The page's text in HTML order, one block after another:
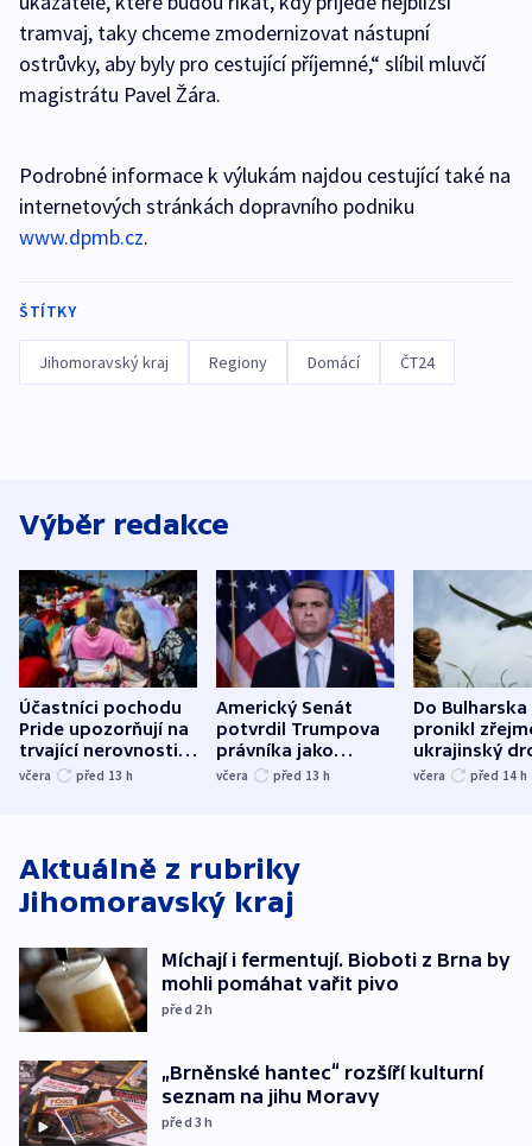
tramvaj, taky chceme zmodernizovat nástupní
ostrůvky, aby byly pro cestující příjemné,“ slíbil mluvčí
magistrátu Pavel Žára.
Podrobné informace k výlukám najdou cestující také na
internetových stránkách dopravního podniku
www.dpmb.cz.
ŠTÍTKY
Jihomoravský kraj Regiony Domácí ČT24
Výběr redakce
Účastníci pochodu
Pride upozorňují na
trvající nerovnosti i
společenskou
včera před 13 h
Americký Senát
potvrdil Trumpova
právníka jako
ministra
včera před 13 h
Do Bulharska
pronikl
ukrajinský
explodoval
včera před 14 h
Aktuálně z rubriky
Jihomoravský kraj
Míchají i fermentují. Bioboti z Brna by
mohli pomáhat vařit pivo
před 2h
„Brněnské hantec“ rozšíří kulturní
seznam na jihu Moravy
před 3h